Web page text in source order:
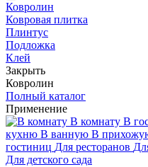
Ковролин
Ковровая плитка
Плинтус
Подложка
Клей
Закрыть
Ковролин
Полный каталог
Применение
В комнату В
кухню В ванную В
гостиниц Для ресторанов
Для детского сада